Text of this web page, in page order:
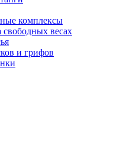
комплексы
весах
и грифов